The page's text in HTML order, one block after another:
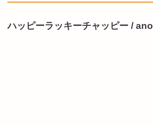
ハッピーラッキーチャッピー / ano